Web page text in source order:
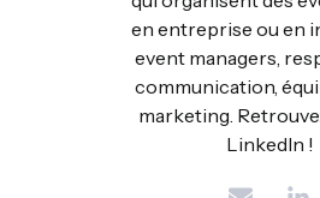
en entreprise ou en
event managers,
communication,
marketing.
LinkedIn !